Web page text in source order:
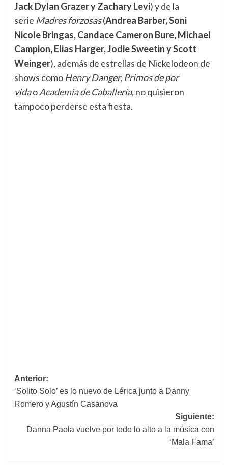
Jack Dylan Grazer y Zachary Levi) y de la
serie Madres forzosas(Andrea Barber, Soni
Nicole Bringas, Candace Cameron Bure, Michael
Campion, Elias Harger, Jodie Sweetin y Scott
Weinger), además de estrellas de Nickelodeon de
shows comoHenry Danger, Primos de por
vidaoAcademia de Caballería,no quisieron
tampoco perderse esta fiesta.
Navegación
de
entradas
Anterior:
‘Solito Solo’ es lo nuevo de Lérica junto a Danny
Romero y Agustín Casanova
Siguiente:
Danna Paola vuelve por todo lo alto a la música con
‘Mala Fama’